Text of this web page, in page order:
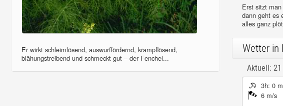
Er wirkt schleimlösend, auswurffördernd, krampflösend,
blähungstreibend und schmeckt gut – der Fenchel...
Erst sitzt
dann geht es
alles ganz
Wetter in
Aktuell: 21
3h: 0
6 m/s